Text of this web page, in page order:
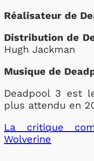
Réalisateur de
Distribution de
Hugh Jackman
Musique de
Deadpool 3 est
plus attendu en
La critique
Wolverine